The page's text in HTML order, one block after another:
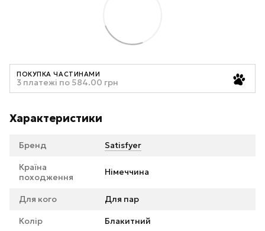
ПОКУПКА ЧАСТИНАМИ
3 платежі по 584.00 грн
Характеристики
Бренд Satisfyer
Країна
походження
Німеччина
Для кого Для пар
Колір Блакитний